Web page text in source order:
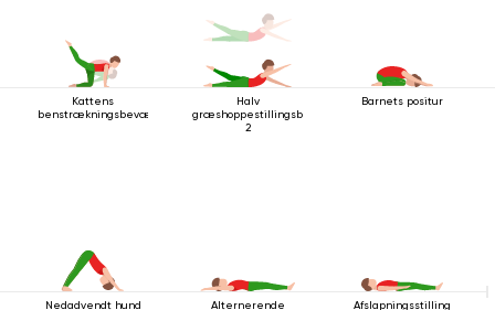
Kattens
benstrækningsbevægelse
Halv
græshoppestillingsbevægelse
2
Barnets positur
Nedadvendt hund
Alternerende
Afslapningsstilling